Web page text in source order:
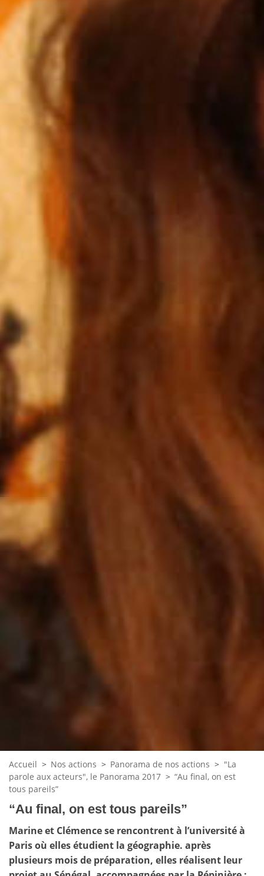
Accueil > Nos actions > Panorama de nos actions > "La
parole aux acteurs", le Panorama 2017 > “Au final, on est
tous pareils”
“Au final, on est tous pareils”
Marine et Clémence se rencontrent à l’université à
Paris où elles étudient la géographie. après
plusieurs mois de préparation, elles réalisent leur